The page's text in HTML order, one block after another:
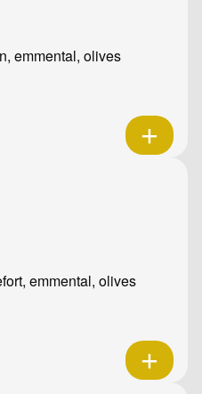
emmental, olives
emmental, olives